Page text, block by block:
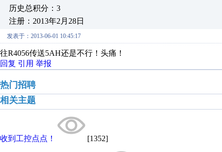
历史总积分：3
注册：2013年2月28日
发表于：2013-06-01 10:45:17
往R4056传送5AH还是不行！头痛！
回复 引用 举报
热门招聘
相关主题
收到工控点点！ [1352]